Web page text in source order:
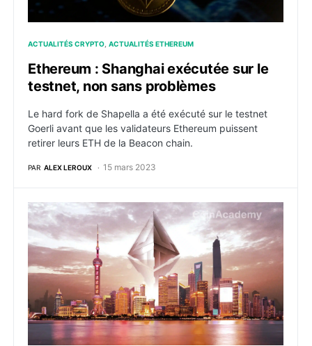
ACTUALITÉS CRYPTO ACTUALITÉS ETHEREUM
Ethereum : Shanghai exécutée sur le
testnet, non sans problèmes
Le hard fork de Shapella a été exécuté sur le testnet
Goerli avant que les validateurs Ethereum puissent
retirer leurs ETH de la Beacon chain.
PAR ALEX LEROUX 15 mars 2023
Ethereum : la mise à jour Shanghai repoussée à avril